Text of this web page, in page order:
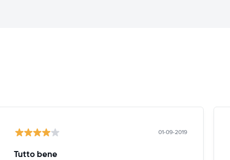
01-09-2019
Tutto bene